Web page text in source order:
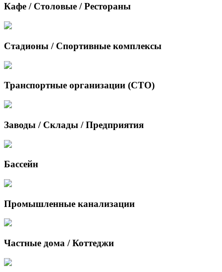
Кафе / Столовые / Рестораны
Стадионы / Спортивные комплексы
Транспортные организации (СТО)
Заводы / Склады / Предприятия
Бассейн
Промышленные канализации
Частные дома / Коттеджи